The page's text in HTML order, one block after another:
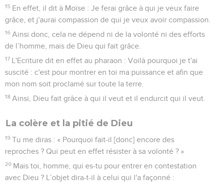
15 En effet, il dit à Moïse : Je ferai grâce à qui je veux faire
grâce, et j'aurai compassion de qui je veux avoir compassion.
16 Ainsi donc, cela ne dépend ni de la volonté ni des efforts
de l’homme, mais de Dieu qui fait grâce.
17 L'Ecriture dit en effet au pharaon : Voilà pourquoi je t'ai
suscité : c'est pour montrer en toi ma puissance et afin que
mon nom soit proclamé sur toute la terre.
18 Ainsi, Dieu fait grâce à qui il veut et il endurcit qui il veut.
La colère et la pitié de Dieu
19 Tu me diras : « Pourquoi fait-il [donc] encore des
reproches ? Qui peut en effet résister à sa volonté ? »
20 Mais toi, homme, qui es-tu pour entrer en contestation
avec Dieu ? L’objet dira-t-il à celui qui l'a façonné :